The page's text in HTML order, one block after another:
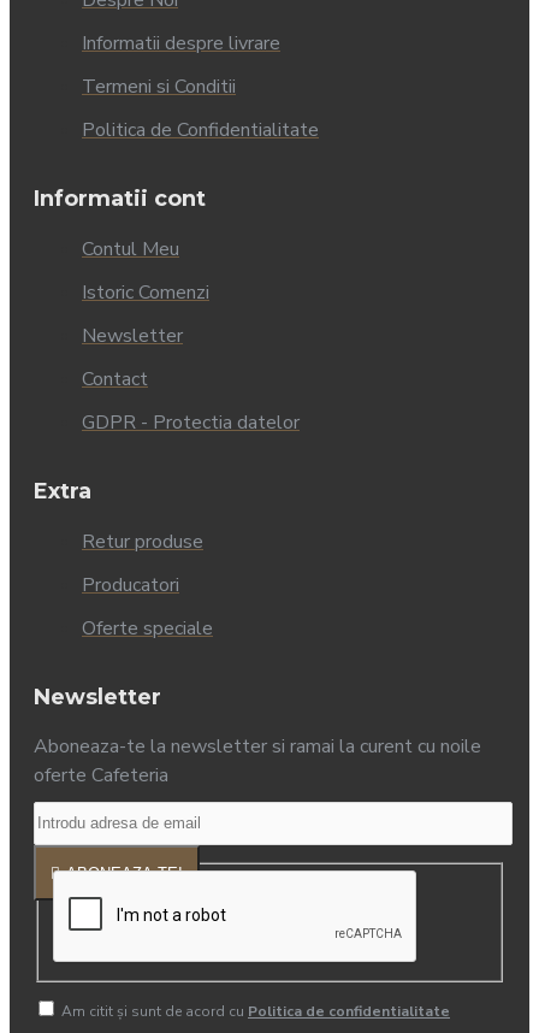
Informatii despre livrare
Termeni si Conditii
Politica de Confidentialitate
Informatii cont
Contul Meu
Istoric Comenzi
Newsletter
Contact
GDPR - Protectia datelor
Extra
Retur produse
Producatori
Oferte speciale
Newsletter
Aboneaza-te la newsletter si ramai la curent cu noile
oferte Cafeteria
ABONEAZA-TE!
Am citit şi sunt de acord cu Politica de confidentialitate